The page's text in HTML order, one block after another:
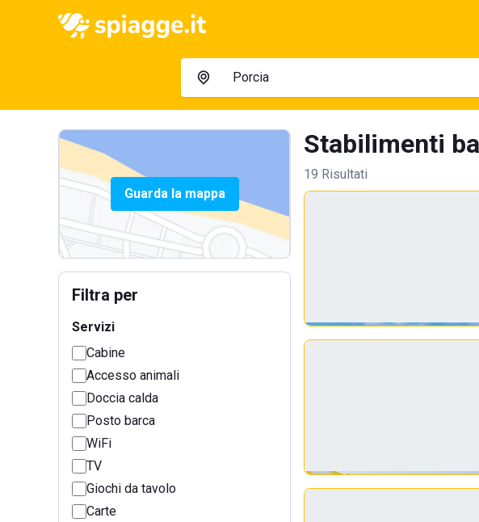
Guarda la mappa
Filtra per
Servizi
Cabine
Accesso animali
Doccia calda
Posto barca
WiFi
TV
Giochi da tavolo
Carte
Stabilimenti
19 Risultati